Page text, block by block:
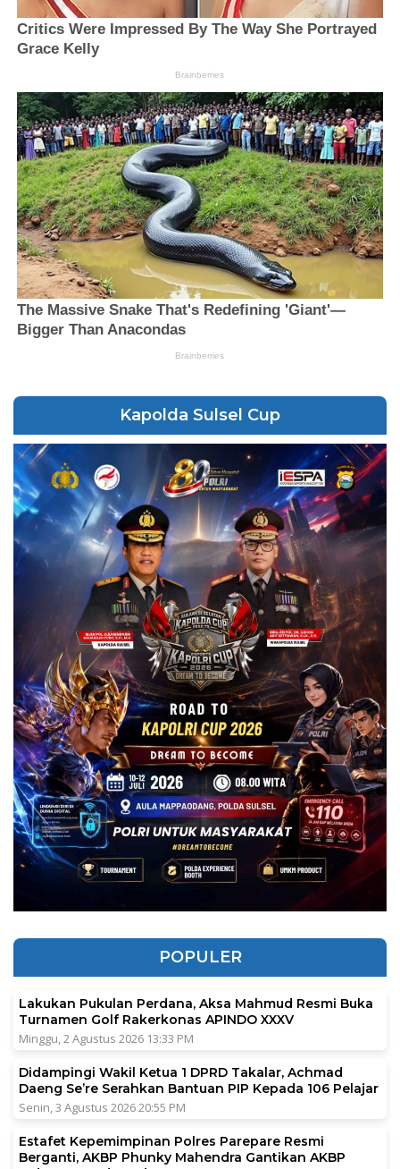
Kapolda Sulsel Cup
POPULER
Lakukan Pukulan Perdana, Aksa Mahmud Resmi Buka
Turnamen Golf Rakerkonas APINDO XXXV
Minggu, 2 Agustus 2026 13:33 PM
Didampingi Wakil Ketua 1 DPRD Takalar, Achmad
Daeng Se’re Serahkan Bantuan PIP Kepada 106 Pelajar
Senin, 3 Agustus 2026 20:55 PM
Estafet Kepemimpinan Polres Parepare Resmi
Berganti, AKBP Phunky Mahendra Gantikan AKBP